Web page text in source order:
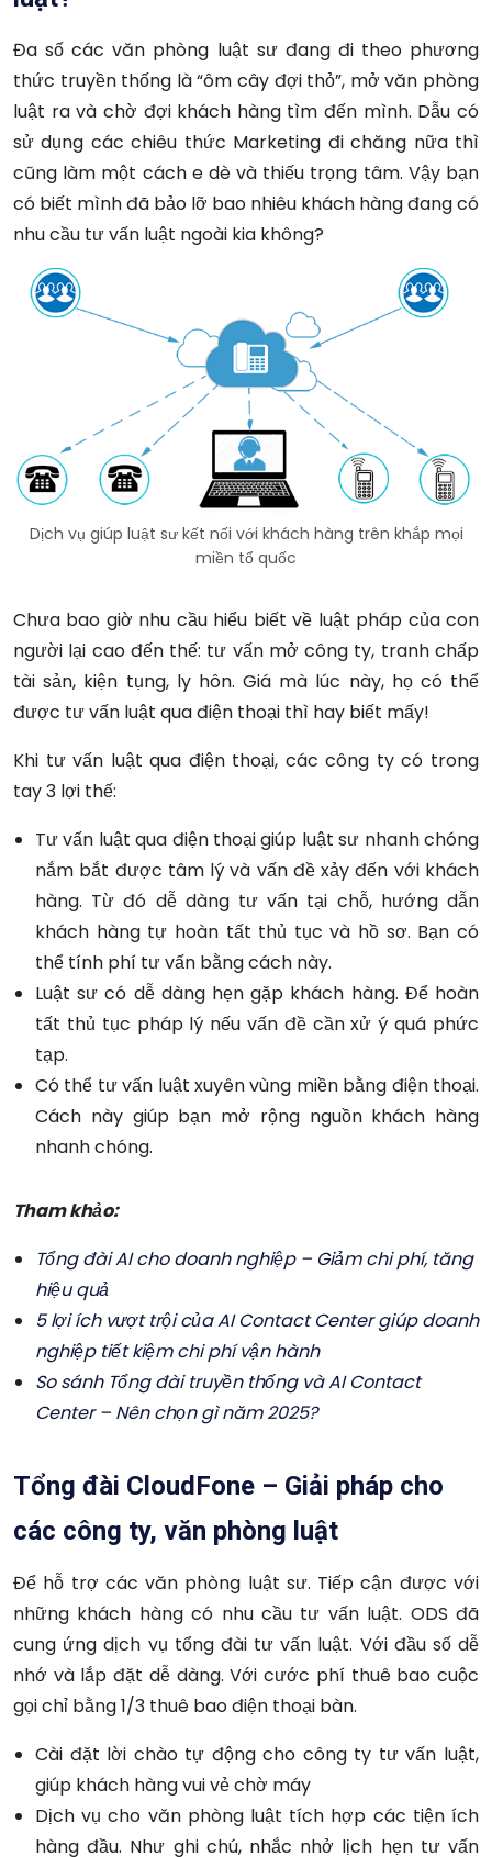
Đa số các văn phòng luật sư đang đi theo phương
thức truyền thống là “ôm cây đợi thỏ”, mở văn phòng
luật ra và chờ đợi khách hàng tìm đến mình. Dẫu có
sử dụng các chiêu thức Marketing đi chăng nữa thì
cũng làm một cách e dè và thiếu trọng tâm. Vậy bạn
có biết mình đã bảo lỡ bao nhiêu khách hàng đang có
nhu cầu tư vấn luật ngoài kia không?
Dịch vụ giúp luật sư kết nối với khách hàng trên khắp mọi
miền tổ quốc
Chưa bao giờ nhu cầu hiểu biết về luật pháp của con
người lại cao đến thế: tư vấn mở công ty, tranh chấp
tài sản, kiện tụng, ly hôn. Giá mà lúc này, họ có thể
được tư vấn luật qua điện thoại thì hay biết mấy!
Khi tư vấn luật qua điện thoại, các công ty có trong
tay 3 lợi thế:
Tư vấn luật qua điện thoại giúp luật sư nhanh chóng
nắm bắt được tâm lý và vấn đề xảy đến với khách
hàng. Từ đó dễ dàng tư vấn tại chỗ, hướng dẫn
khách hàng tự hoàn tất thủ tục và hồ sơ. Bạn có
thể tính phí tư vấn bằng cách này.
Luật sư có dễ dàng hẹn gặp khách hàng. Để hoàn
tất thủ tục pháp lý nếu vấn đề cần xử ý quá phức
tạp.
Có thể tư vấn luật xuyên vùng miền bằng điện thoại.
Cách này giúp bạn mở rộng nguồn khách hàng
nhanh chóng.
Tham khảo:
Tổng đài AI cho doanh nghiệp – Giảm chi phí, tăng
hiệu quả
5 lợi ích vượt trội của AI Contact Center giúp doanh
nghiệp tiết kiệm chi phí vận hành
So sánh Tổngđài truyền thống và AI Contact
Center – Nên chọn gì năm 2025?
Tổng đài CloudFone – Giải pháp cho
các công ty, văn phòng luật
Để hỗ trợ các văn phòng luật sư. Tiếp cận được với
những khách hàng có nhu cầu tư vấn luật. ODS đã
cung ứng dịch vụ tổng đài tư vấn luật. Với đầu số dễ
nhớ và lắp đặt dễ dàng. Với cước phí thuê bao cuộc
gọi chỉ bằng 1/3 thuê bao điện thoại bàn.
Cài đặt lời chào tự động cho công ty tư vấn luật,
giúp khách hàng vui vẻ chờ máy
Dịch vụ cho văn phòng luật tích hợp các tiện ích
hàng đầu. Như ghi chú, nhắc nhở lịch hẹn tư vấn